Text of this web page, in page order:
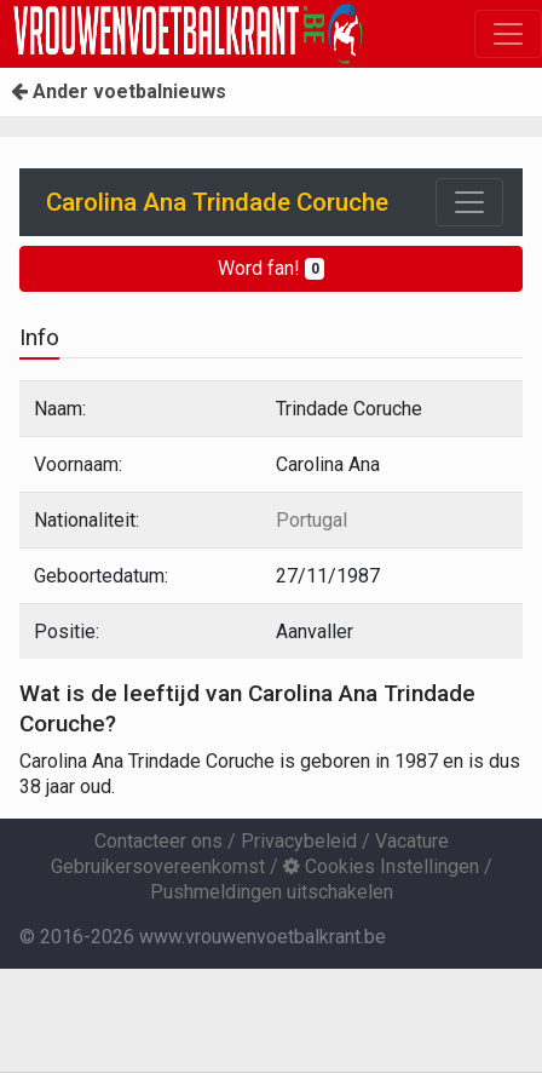
Ander voetbalnieuws
Carolina Ana Trindade Coruche
Word fan! 0
Info
Naam: Trindade Coruche
Voornaam: Carolina Ana
Nationaliteit: Portugal
Geboortedatum: 27/11/1987
Positie: Aanvaller
Wat is de leeftijd van Carolina Ana Trindade
Coruche?
Carolina Ana Trindade Coruche is geboren in 1987 en is dus
38 jaar oud.
Contacteer ons / Privacybeleid / Vacature
Gebruikersovereenkomst/ Cookies Instellingen /
Pushmeldingen uitschakelen
© 2016-2026 www.vrouwenvoetbalkrant.be